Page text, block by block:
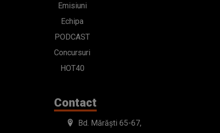
Emisiuni
Echipa
PODCAST
Concursuri
HOT40
Contact
Bd. Mărăști 65-67,